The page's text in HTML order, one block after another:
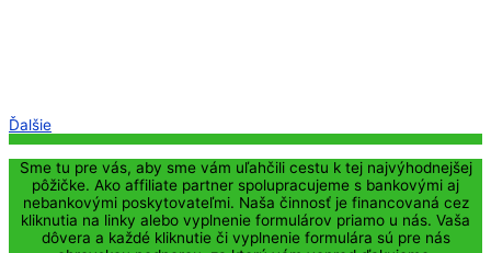
Ďalšie
Sme tu pre vás, aby sme vám uľahčili cestu k tej najvýhodnejšej
pôžičke. Ako affiliate partner spolupracujeme s bankovými aj
nebankovými poskytovateľmi. Naša činnosť je financovaná cez
kliknutia na linky alebo vyplnenie formulárov priamo u nás. Vaša
dôvera a každé kliknutie či vyplnenie formulára sú pre nás